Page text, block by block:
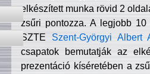
elkészített munka rövid 2
zsűri pontozza. A legjobb
SZTE Szent-Györgyi Albert
csapatok bemutatják az
prezentáció kíséretében a